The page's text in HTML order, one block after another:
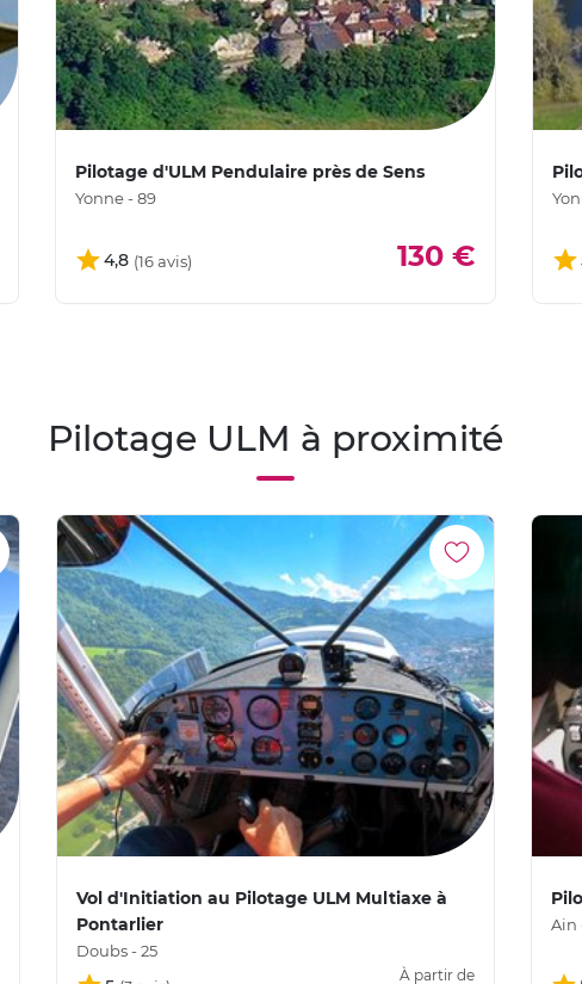
Pilotage d'ULM Pendulaire près de Sens
Yonne - 89
4,8 130 €
Pilotage ULM à proximité
Vol d'Initiation au Pilotage ULM Multiaxe à
Pontarlier
Doubs - 25
À partir de
Ain